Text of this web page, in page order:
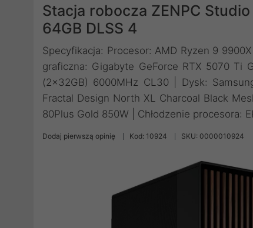
Stacja robocza ZENPC
64GB DLSS 4
Specyfikacja: Procesor: AMD Ryzen 9
graficzna: Gigabyte GeForce RTX 5070 Ti
(2x32GB) 6000MHz CL30 | Dysk:
Fractal Design North XL Charcoal Black
80Plus Gold 850W | Chłodzenie procesora:
Dodaj pierwszą opinię Kod: 10924 SKU: 0000010924